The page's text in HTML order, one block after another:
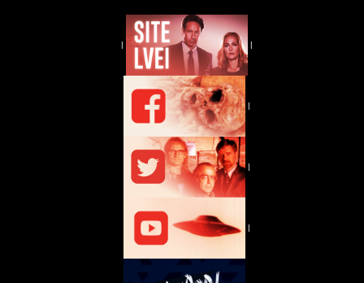
| |
|
|
|